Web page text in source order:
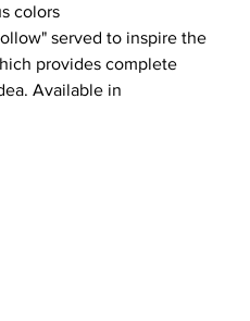
colors
served to inspire the
provides complete
Available in